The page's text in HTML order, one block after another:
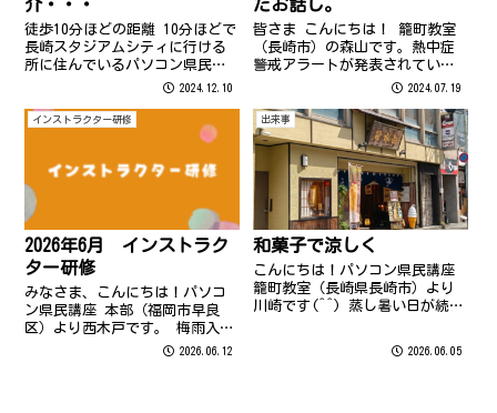
介・・・
徒歩10分ほどの距離 10分ほどで
長崎スタジアムシティに行ける
所に住んでいるパソコン県民講
座（福岡市・長崎市）滑石教室
ジアムシティまでのアクセスは
徒歩！！行きは良いのですが、
登って帰る...
2024.12.10
たお話し。
皆さま こんにちは！ 籠町教室
（長崎市）の森山です。熱中症
警戒アラートが発表されていま
す。いつも以上に積極的に、熱
この前自宅のパソコンが起動し
なくなったお話をしたいと思い
ます。デスクトップのパソコン
で、1m程移...
2024.07.19
インストラクター研修
2026年6月 インストラク
ター研修
みなさま、こんにちは！パソコ
ン県民講座 本部（福岡市早良
区）より西木戸です。 梅雨入り
を迎えた九州北部ですが、しば
2026.06.12
出来事
和菓子で涼しく
こんにちは！パソコン県民講座
籠町教室（長崎県長崎市）より
川崎です(^^) 蒸し暑い日が続い
すが、今回は… 長崎で有名な和
2026.06.05